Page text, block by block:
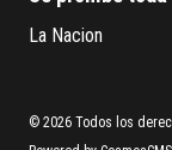
La Nacion
© 2026 Todos los